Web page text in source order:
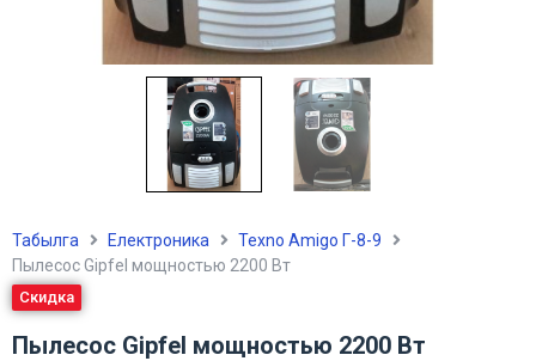
Табылга Електроника
Texno Amigo Г-8-9
Пылесос Gipfel мощностью 2200 Вт
Скидка
Пылесос Gipfel мощностью 2200 Вт